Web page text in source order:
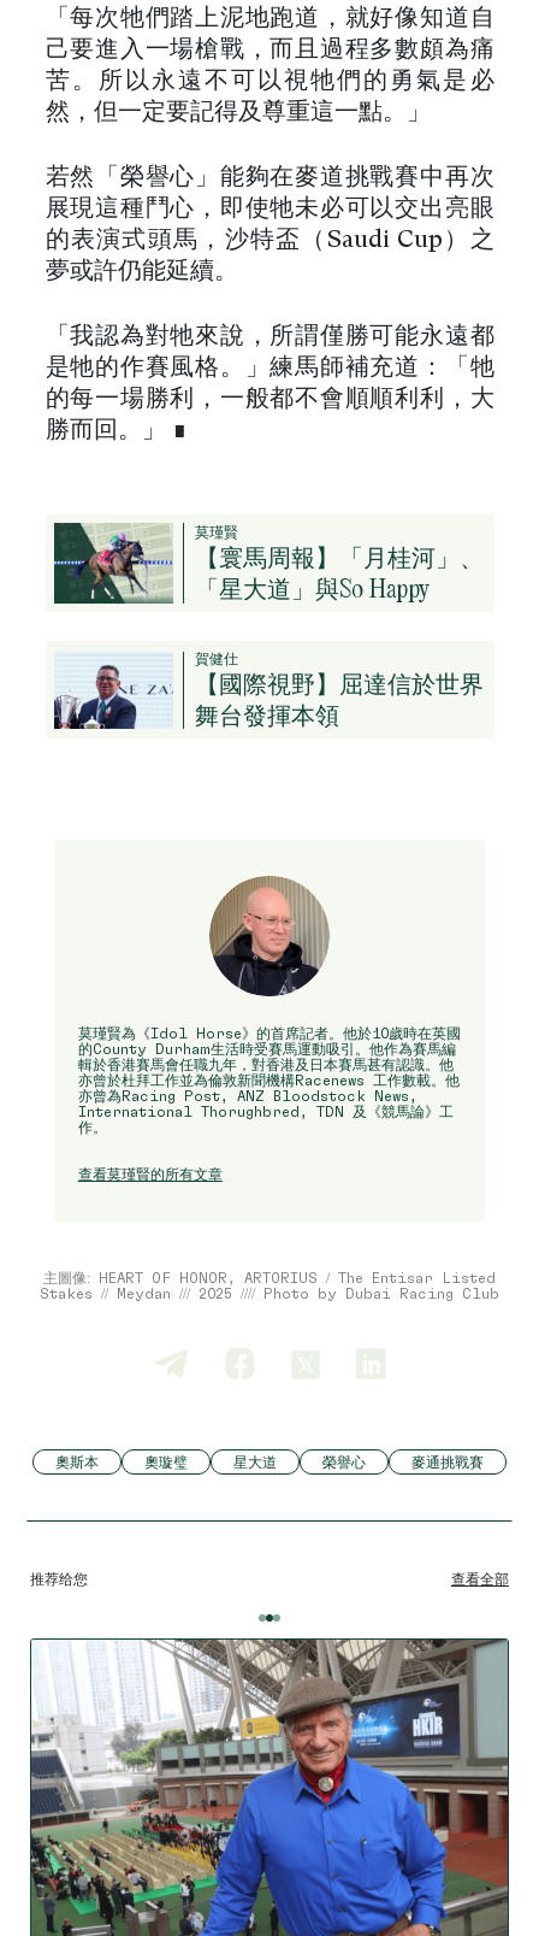
「每次牠們踏上泥地跑道，就好像知道自
己要進入一場槍戰，而且過程多數頗為痛
苦。所以永遠不可以視牠們的勇氣是必
然，但一定要記得及尊重這一點。」
若然「榮譽心」能夠在麥道挑戰賽中再次
展現這種鬥心，即使牠未必可以交出亮眼
的表演式頭馬，沙特盃（Saudi Cup）之
夢或許仍能延續。
「我認為對牠來說，所謂僅勝可能永遠都
是牠的作賽風格。」練馬師補充道：「牠
的每一場勝利，一般都不會順順利利，大
勝而回。」 ∎
莫瑾賢
【寰馬周報】「月桂河」、
「星大道」與So Happy
賀健仕
【國際視野】屈達信於世界
舞台發揮本領
莫瑾賢為《Idol Horse》的首席記者。他於10歲時在英國
的County Durham生活時受賽馬運動吸引。他作為賽馬編
輯於香港賽馬會任職九年，對香港及日本賽馬甚有認識。他
亦曾於杜拜工作並為倫敦新聞機構Racenews 工作數載。他
亦曾為Racing Post, ANZ Bloodstock News,
International Thorughbred, TDN 及《競馬論》工
作。
查看莫瑾賢的所有文章
主圖像: HEART OF HONOR, ARTORIUS / The Entisar Listed
Stakes // Meydan /// 2025 //// Photo by Dubai Racing Club
奧斯本 奧璇璧 星大道 榮譽心 麥通挑戰賽
推荐给您 查看全部